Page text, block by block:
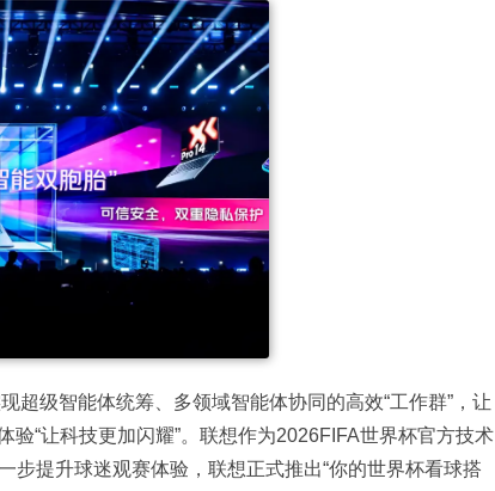
超级智能体统筹、多领域智能体协同的高效“工作群”，让
“让科技更加闪耀”。联想作为2026FIFA世界杯官方技术
提升球迷观赛体验，联想正式推出“你的世界杯看球搭